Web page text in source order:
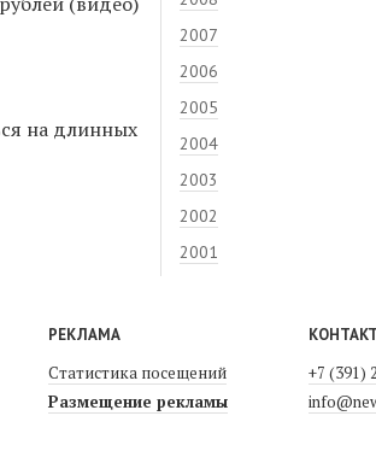
на длинных
2007
2006
2005
2004
2003
2002
2001
РЕКЛАМА
Статистика посещений
Размещение рекламы
+7 (391)